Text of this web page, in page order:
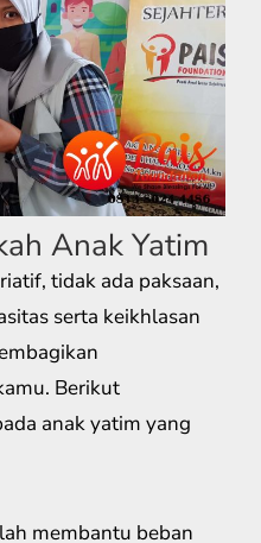
Anak Yatim
tidak ada paksaan,
serta keikhlasan
Berikut
anak yatim yang
membantu beban